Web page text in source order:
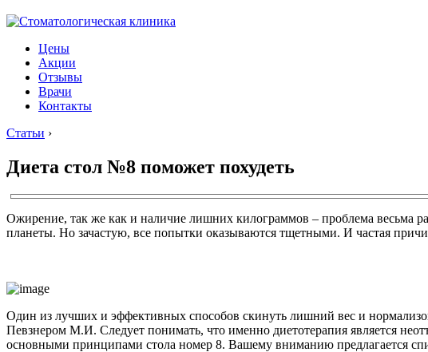
Цены
Акции
Отзывы
Врачи
Контакты
Статьи ›
Диета стол №8 поможет похудеть
Ожирение, так же как и наличие лишних килограммов – проблема весьма
планеты. Но зачастую, все попытки оказываются тщетными. И частая
Один из лучших и эффективных способов скинуть лишний вес и
Певзнером М.И. Следует понимать, что именно диетотерапия является
основными принципами стола номер 8. Вашему вниманию предлагается